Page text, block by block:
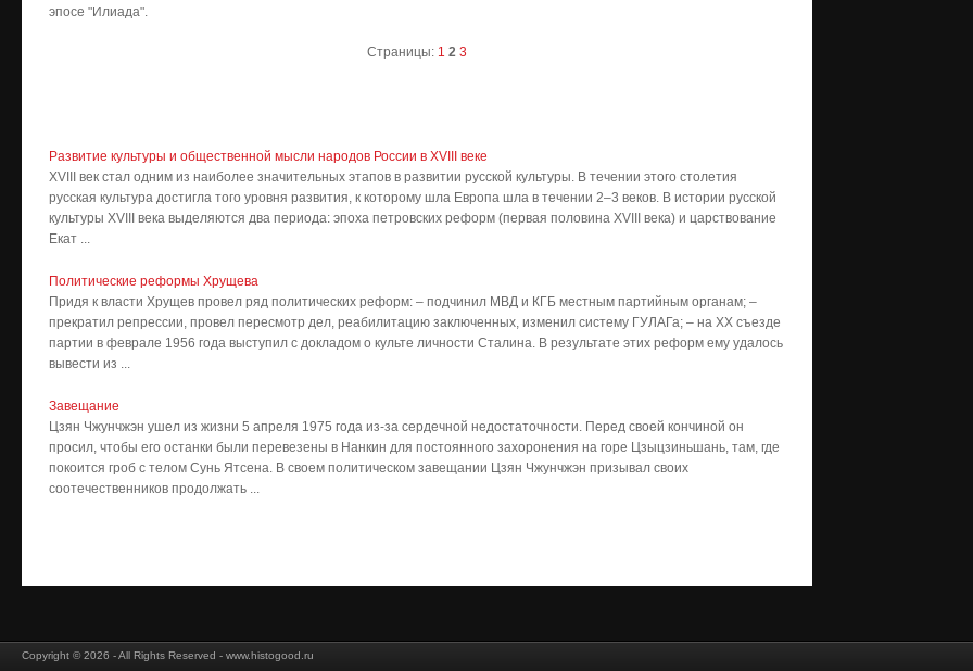
эпосе "Илиада".
Страницы: 1 2 3
Развитие культуры и общественной мысли народов России в XVIII веке
XVIII век стал одним из наиболее значительных этапов в развитии русской культуры. В течении этого столетия
русская культура достигла того уровня развития, к которому шла Европа шла в течении 2–3 веков. В истории русской
культуры XVIII века выделяются два периода: эпоха петровских реформ (первая половина XVIII века) и царствование
Екат ...
Политические реформы Хрущева
Придя к власти Хрущев провел ряд политических реформ: – подчинил МВД и КГБ местным партийным органам; –
прекратил репрессии, провел пересмотр дел, реабилитацию заключенных, изменил систему ГУЛАГа; – на ХХ съезде
партии в феврале 1956 года выступил с докладом о культе личности Сталина. В результате этих реформ ему удалось
вывести из ...
Завещание
Цзян Чжунчжэн ушел из жизни 5 апреля 1975 года из-за сердечной недостаточности. Перед своей кончиной он
просил, чтобы его останки были перевезены в Нанкин для постоянного захоронения на горе Цзыцзиньшань, там, где
покоится гроб с телом Сунь Ятсена. В своем политическом завещании Цзян Чжунчжэн призывал своих
соотечественников продолжать ...
Copyright © 2026 - All Rights Reserved - www.histogood.ru